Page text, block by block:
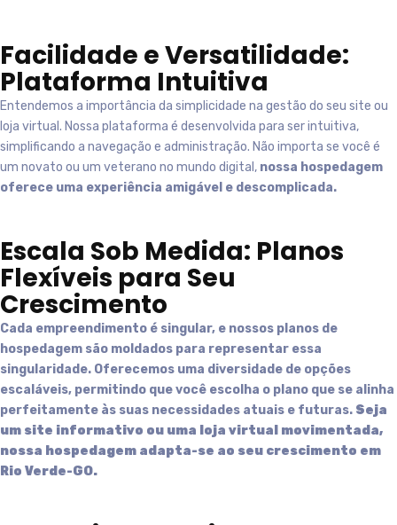
Facilidade e Versatilidade:
Plataforma Intuitiva
Entendemos a importância da simplicidade na gestão do seu site ou
loja virtual. Nossa plataforma é desenvolvida para ser intuitiva,
simplificando a navegação e administração. Não importa se você é
um novato ou um veterano no mundo digital, nossa hospedagem
oferece uma experiência amigável e descomplicada.
Escala Sob Medida: Planos
Flexíveis para Seu
Crescimento
Cada empreendimento é singular, e nossos planos de
hospedagem são moldados para representar essa
singularidade. Oferecemos uma diversidade de opções
escaláveis, permitindo que você escolha o plano que se alinha
perfeitamente às suas necessidades atuais e futuras. Seja
um site informativo ou uma loja virtual movimentada,
nossa hospedagem adapta-se ao seu crescimento em
Rio Verde-GO.